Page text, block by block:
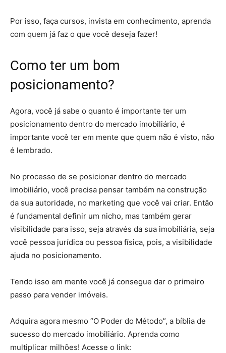
Por isso, faça cursos, invista em conhecimento, aprenda
com quem já faz o que você deseja fazer!
Como ter um bom
posicionamento?
Agora, você já sabe o quanto é importante ter um
posicionamento dentro do mercado imobiliário, é
importante você ter em mente que quem não é visto, não
é lembrado.
No processo de se posicionar dentro do mercado
imobiliário, você precisa pensar também na construção
da sua autoridade, no marketing que você vai criar. Então
é fundamental definir um nicho, mas também gerar
visibilidade para isso, seja através da sua imobiliária, seja
você pessoa jurídica ou pessoa física, pois, a visibilidade
ajuda no posicionamento.
Tendo isso em mente você já consegue dar o primeiro
passo para vender imóveis.
Adquira agora mesmo “O Poder do Método”, a bíblia de
sucesso do mercado imobiliário. Aprenda como
multiplicar milhões! Acesse o link: